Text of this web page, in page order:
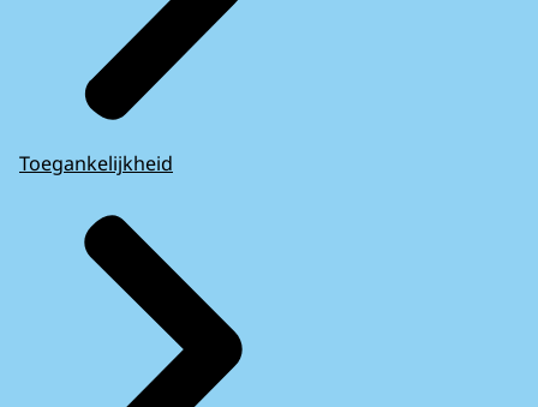
Toegankelijkheid